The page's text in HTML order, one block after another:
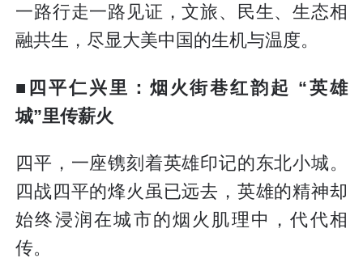
一路行走一路见证，文旅、民生、生态相
融共生，尽显大美中国的生机与温度。
■四平仁兴里：烟火街巷红韵起 “英雄
城”里传薪火
四平，一座镌刻着英雄印记的东北小城。
四战四平的烽火虽已远去，英雄的精神却
始终浸润在城市的烟火肌理中，代代相
传。